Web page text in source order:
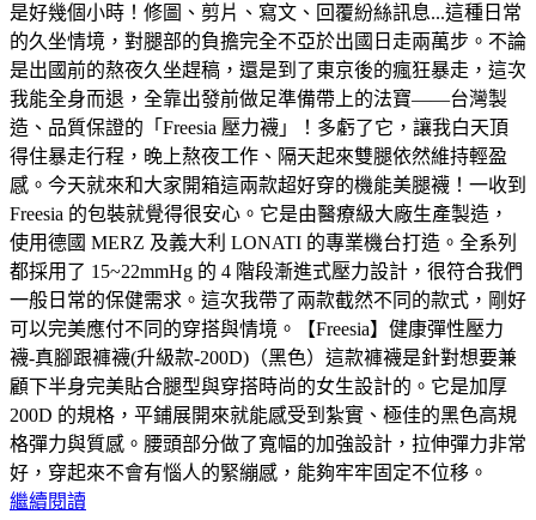
是好幾個小時！修圖、剪片、寫文、回覆紛絲訊息...這種日常
的久坐情境，對腿部的負擔完全不亞於出國日走兩萬步。不論
是出國前的熬夜久坐趕稿，還是到了東京後的瘋狂暴走，這次
我能全身而退，全靠出發前做足準備帶上的法寶——台灣製
造、品質保證的「Freesia 壓力襪」！多虧了它，讓我白天頂
得住暴走行程，晚上熬夜工作、隔天起來雙腿依然維持輕盈
感。今天就來和大家開箱這兩款超好穿的機能美腿襪！一收到
Freesia 的包裝就覺得很安心。它是由醫療級大廠生產製造，
使用德國 MERZ 及義大利 LONATI 的專業機台打造。全系列
都採用了 15~22mmHg 的 4 階段漸進式壓力設計，很符合我們
一般日常的保健需求。這次我帶了兩款截然不同的款式，剛好
可以完美應付不同的穿搭與情境。【Freesia】健康彈性壓力
襪-真腳跟褲襪(升級款-200D)（黑色）這款褲襪是針對想要兼
顧下半身完美貼合腿型與穿搭時尚的女生設計的。它是加厚
200D 的規格，平鋪展開來就能感受到紮實、極佳的黑色高規
格彈力與質感。腰頭部分做了寬幅的加強設計，拉伸彈力非常
好，穿起來不會有惱人的緊繃感，能夠牢牢固定不位移。
繼續閱讀